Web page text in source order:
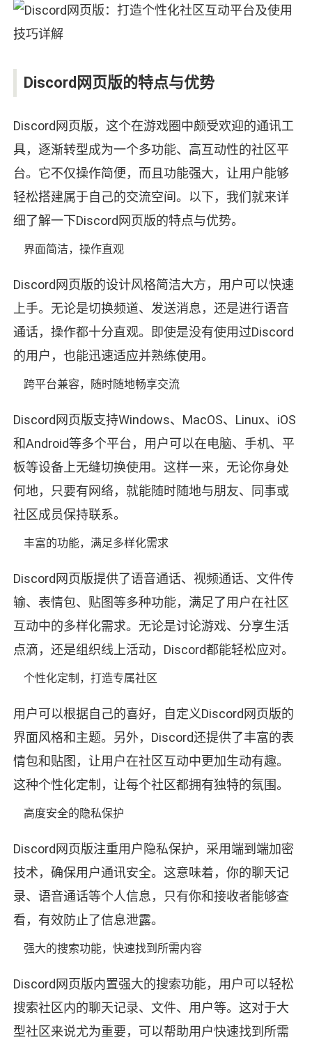
Discord网页版的特点与优势
Discord网页版，这个在游戏圈中颇受欢迎的通讯工
具，逐渐转型成为一个多功能、高互动性的社区平
台。它不仅操作简便，而且功能强大，让用户能够
轻松搭建属于自己的交流空间。以下，我们就来详
细了解一下Discord网页版的特点与优势。
界面简洁，操作直观
Discord网页版的设计风格简洁大方，用户可以快速
上手。无论是切换频道、发送消息，还是进行语音
通话，操作都十分直观。即使是没有使用过Discord
的用户，也能迅速适应并熟练使用。
跨平台兼容，随时随地畅享交流
Discord网页版支持Windows、MacOS、Linux、iOS
和Android等多个平台，用户可以在电脑、手机、平
板等设备上无缝切换使用。这样一来，无论你身处
何地，只要有网络，就能随时随地与朋友、同事或
社区成员保持联系。
丰富的功能，满足多样化需求
Discord网页版提供了语音通话、视频通话、文件传
输、表情包、贴图等多种功能，满足了用户在社区
互动中的多样化需求。无论是讨论游戏、分享生活
点滴，还是组织线上活动，Discord都能轻松应对。
个性化定制，打造专属社区
用户可以根据自己的喜好，自定义Discord网页版的
界面风格和主题。另外，Discord还提供了丰富的表
情包和贴图，让用户在社区互动中更加生动有趣。
这种个性化定制，让每个社区都拥有独特的氛围。
高度安全的隐私保护
Discord网页版注重用户隐私保护，采用端到端加密
技术，确保用户通讯安全。这意味着，你的聊天记
录、语音通话等个人信息，只有你和接收者能够查
看，有效防止了信息泄露。
强大的搜索功能，快速找到所需内容
Discord网页版内置强大的搜索功能，用户可以轻松
搜索社区内的聊天记录、文件、用户等。这对于大
型社区来说尤为重要，可以帮助用户快速找到所需